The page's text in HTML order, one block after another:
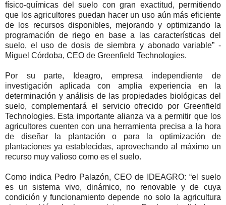
físico-químicas del suelo con gran exactitud, permitiendo
que los agricultores puedan hacer un uso aún más eficiente
de los recursos disponibles, mejorando y optimizando la
programación de riego en base a las características del
suelo, el uso de dosis de siembra y abonado variable” -
Miguel Córdoba, CEO de Greenfield Technologies.
Por su parte, Ideagro, empresa independiente de
investigación aplicada con amplia experiencia en la
determinación y análisis de las propiedades biológicas del
suelo, complementará el servicio ofrecido por Greenfield
Technologies. Esta importante alianza va a permitir que los
agricultores cuenten con una herramienta precisa a la hora
de diseñar la plantación o para la optimización de
plantaciones ya establecidas, aprovechando al máximo un
recurso muy valioso como es el suelo.
Como indica Pedro Palazón, CEO de IDEAGRO: “el suelo
es un sistema vivo, dinámico, no renovable y de cuya
condición y funcionamiento depende no solo la agricultura